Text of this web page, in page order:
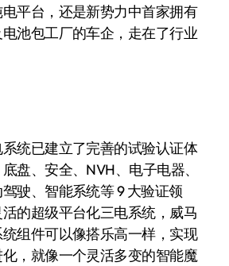
平台，还是新势力中首家拥有
池包工厂的车企，走在了行业
统已建立了完善的试验认证体
盘、安全、NVH、电子电器、
驶、智能系统等 9 大验证领
的超级平台化三电系统，威马
组件可以像搭乐高一样，实现
，就像一个灵活多变的智能魔